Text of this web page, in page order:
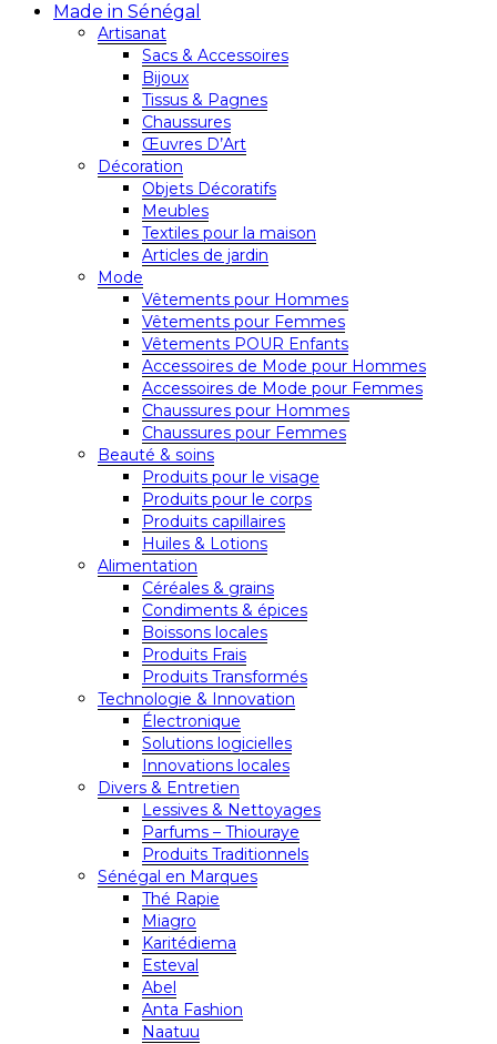
Made in Sénégal
Artisanat
Sacs & Accessoires
Bijoux
Tissus & Pagnes
Chaussures
Œuvres D’Art
Décoration
Objets Décoratifs
Meubles
Textiles pour la maison
Articles de jardin
Mode
Vêtements pour Hommes
Vêtements pour Femmes
Vêtements POUR Enfants
Accessoires de Mode pour Hommes
Accessoires de Mode pour Femmes
Chaussures pour Hommes
Chaussures pour Femmes
Beauté & soins
Produits pour le visage
Produits pour le corps
Produits capillaires
Huiles & Lotions
Alimentation
Céréales & grains
Condiments & épices
Boissons locales
Produits Frais
Produits Transformés
Technologie & Innovation
Électronique
Solutions logicielles
Innovations locales
Divers & Entretien
Lessives & Nettoyages
Parfums – Thiouraye
Produits Traditionnels
Sénégal en Marques
Thé Rapie
Miagro
Karitédiema
Esteval
Abel
Anta Fashion
Naatuu